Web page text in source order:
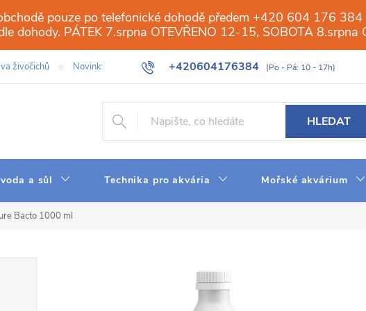
pouze po telefonické dohodě předem +420 604 176
dohody. PÁTEK 7.srpna OTEVŘENO 12-15, SOBOTA
+420604176384
živočichů Novinky Galerie Obchod Web Slovník pojmů
HLEDAT
a sůl Technika pro akvária Mořské akvárium
Bacto 1000 ml